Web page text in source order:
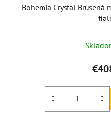
Bohemia Crystal Brúsená